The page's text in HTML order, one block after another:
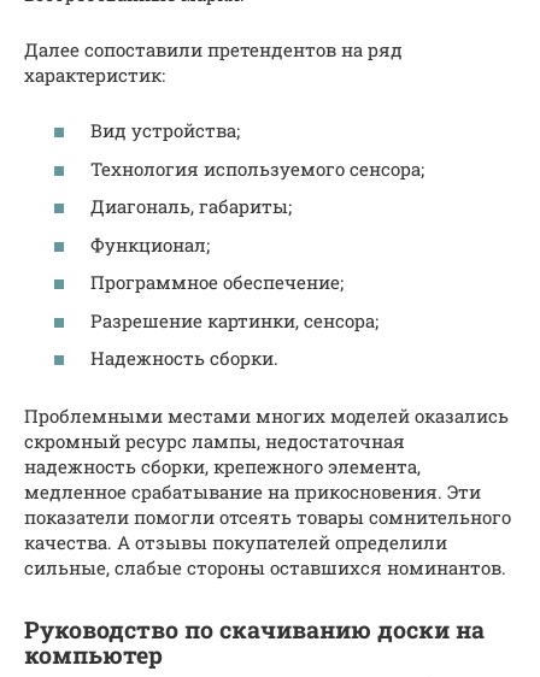
Далее сопоставили претендентов на ряд
характеристик:
Вид устройства;
Технология используемого сенсора;
Диагональ, габариты;
Функционал;
Программное обеспечение;
Разрешение картинки, сенсора;
Надежность сборки.
Проблемными местами многих моделей оказались
скромный ресурс лампы, недостаточная
надежность сборки, крепежного элемента,
медленное срабатывание на прикосновения. Эти
показатели помогли отсеять товары сомнительного
качества. А отзывы покупателей определили
сильные, слабые стороны оставшихся номинантов.
Руководство по скачиванию доски на
компьютер